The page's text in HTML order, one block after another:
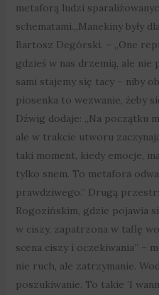
metaforą ludzi
schematami.„Manekiny były
Bartosz Degórski. – „One
gdzieś w nas drzemią, ale
sami stajemy się tacy – niby
piosenka to wezwanie, żeby
Dźwig dodaje: „Na początku
ale w trakcie utworu
taki moment, kiedy emocje,
tylko snem. To metafora
prawdziwego.” Drugą
Rogozińskim, gdzie pojawia
w ciszy, zapatrzona w taflę
scena ciszy i oczekiwania” –
nie ruch, ale zatrzymanie.
poszukiwanie. To takie ‘I